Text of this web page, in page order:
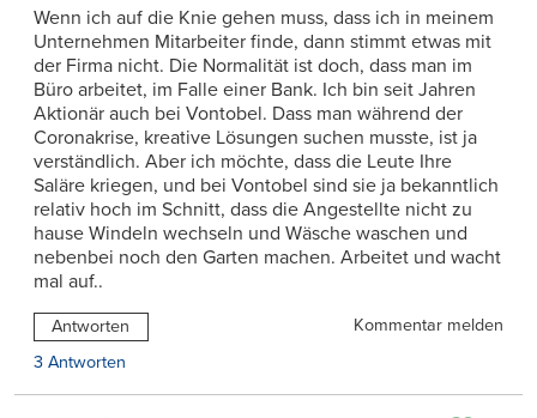
Wenn ich auf die Knie gehen muss, dass ich in meinem
Unternehmen Mitarbeiter finde, dann stimmt etwas mit
der Firma nicht. Die Normalität ist doch, dass man im
Büro arbeitet, im Falle einer Bank. Ich bin seit Jahren
Aktionär auch bei Vontobel. Dass man während der
Coronakrise, kreative Lösungen suchen musste, ist ja
verständlich. Aber ich möchte, dass die Leute Ihre
Saläre kriegen, und bei Vontobel sind sie ja bekanntlich
relativ hoch im Schnitt, dass die Angestellte nicht zu
hause Windeln wechseln und Wäsche waschen und
nebenbei noch den Garten machen. Arbeitet und wacht
mal auf..
Antworten
Kommentar melden
3 Antworten